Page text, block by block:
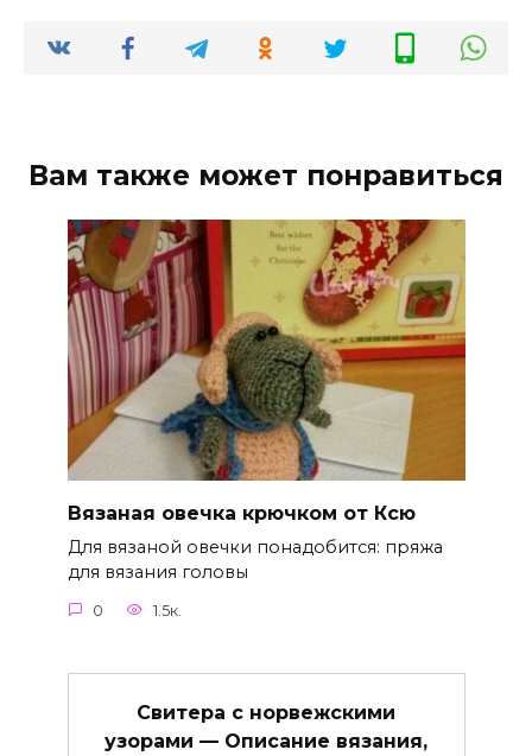
Вам также может понравиться
Вязаная овечка крючком от Ксю
Для вязаной овечки понадобится: пряжа
для вязания головы
0 1.5к.
Свитера с норвежскими
узорами — Описание вязания,